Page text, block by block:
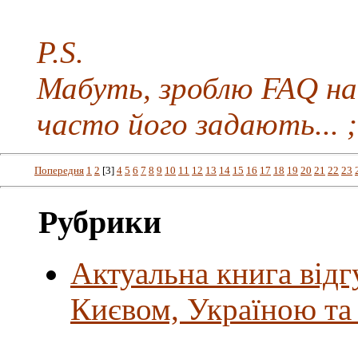
P.S.
Мабуть, зроблю FAQ
часто його задають...
Попередня 1 2 [3] 4 5 6 7 8 9 10 11 12 13 14 15 16 17 18 19 20 21 22 23
Рубрики
Актуальна книга
Києвом, Україною та